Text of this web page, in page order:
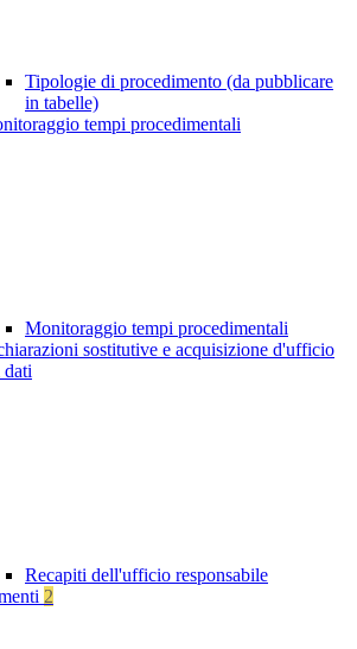
Tipologie di procedimento (da pubblicare
in tabelle)
tempi procedimentali
Monitoraggio tempi procedimentali
sostitutive e acquisizione d'ufficio
dati
Recapiti dell'ufficio responsabile
2